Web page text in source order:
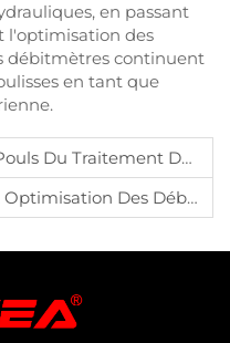
en passant
l'optimisation des
débitmètres continuent
en tant que
De L'eau : Le Débitmètre Indispensable
Dans Le Traitement De L'eau Et Des Eaux Usées